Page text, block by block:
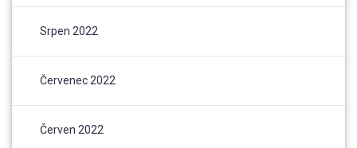
Srpen 2022
Červenec 2022
Červen 2022